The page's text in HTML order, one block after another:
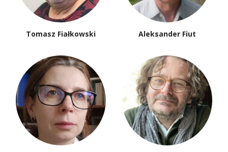
Tomasz Fiałkowski Aleksander Fiut